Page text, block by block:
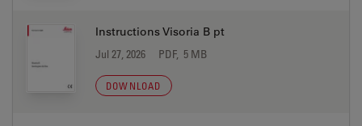
Instructions Visoria B pt
Jul 27, 2026 PDF, 5 MB
DOWNLOAD